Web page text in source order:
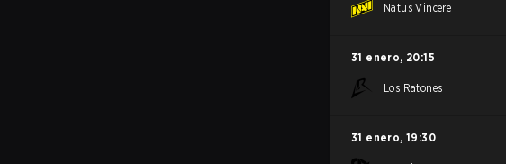
Natus Vincere
31 enero, 20:15
Los Ratones
31 enero, 19:30